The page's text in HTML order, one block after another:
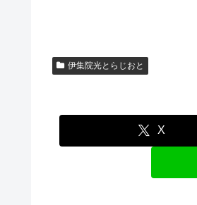
伊集院光とらじおと
X